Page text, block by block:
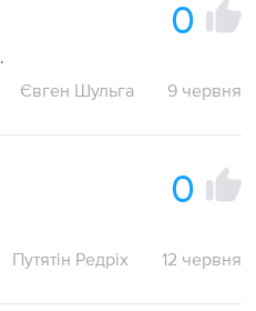
0
Євген Шульга 9 червня
0
Путятін Редріх 12 червня